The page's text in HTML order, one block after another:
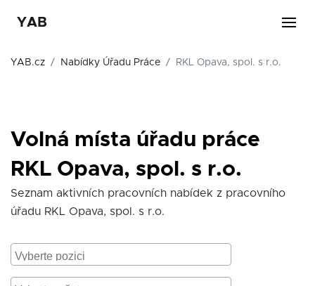
YAB
YAB.cz Nabídky Úřadu Práce RKL Opava, spol. s r.o.
Volná místa úřadu práce
RKL Opava, spol. s r.o.
Seznam aktivních pracovních nabídek z pracovního
úřadu RKL Opava, spol. s r.o.